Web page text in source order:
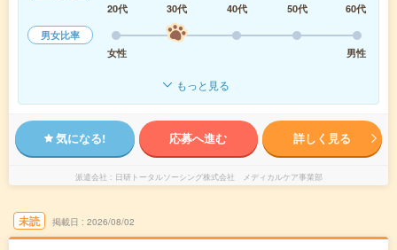
20代
30代 40代 50代
60代
男女比率
女性
男性
もっと見る
気になる! 応募へ進む 詳しく見る
派遣会社 日研トータルソーシング株式会社 メディカルケア事業部
未読 掲載日 2026/08/02